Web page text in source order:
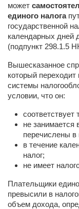
может
единого налога
государственной
календарных дней
(подпункт 298.1.5
Вышесказанное
который переходит
системы
условии, что он:
не занимается
перечислены в
в течение
налог;
не имеет
Плательщики
превысили в
объем дохода,